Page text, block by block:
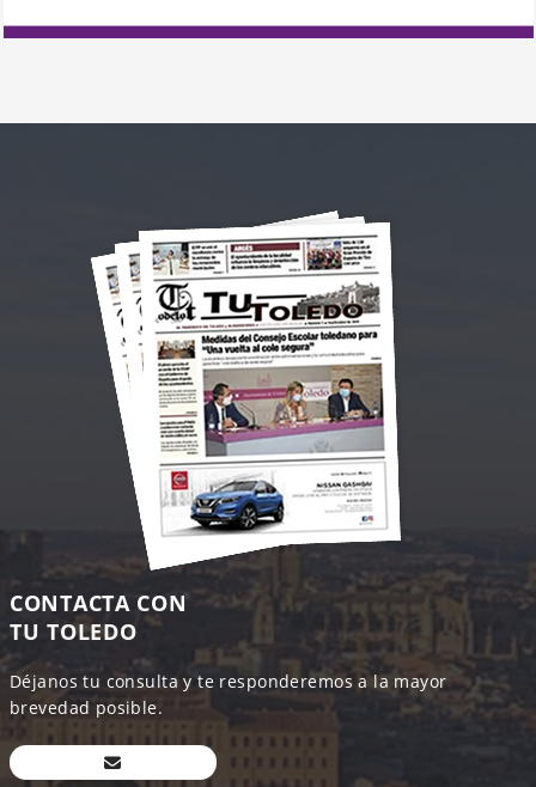
CONTACTA CON
TU TOLEDO
Déjanos tu consulta y te responderemos a la mayor
brevedad posible.